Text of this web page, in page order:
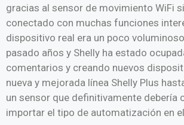
gracias al sensor de movimiento WiFi
conectado con muchas funciones
dispositivo real era un poco
pasado años y Shelly ha estado
comentarios y creando nuevos
nueva y mejorada línea Shelly Plus
un sensor que definitivamente debería
importar el tipo de automatización en